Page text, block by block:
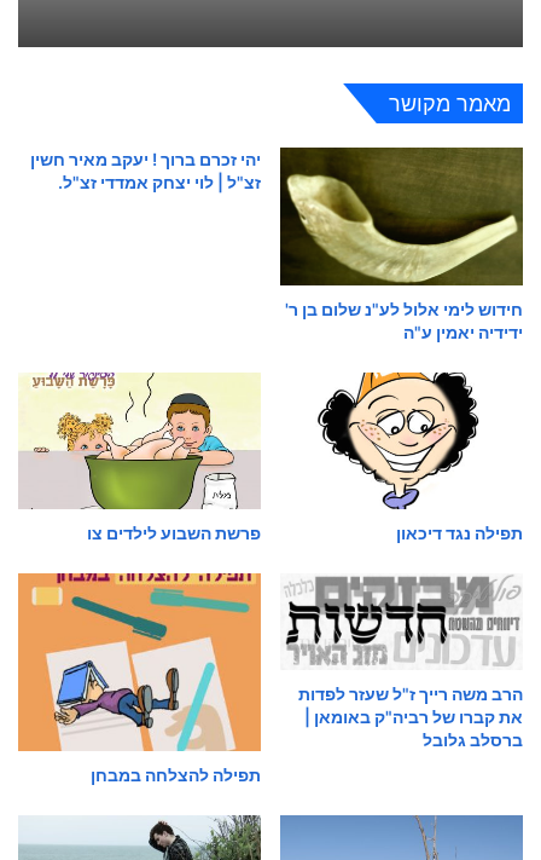
מאמר מקושר
חידוש לימי אלול לע"נ שלום בן ר'
ידידיה יאמין ע"ה
יהי זכרם ברוך ! יעקב מאיר חשין
זצ"ל | לוי יצחק אמדדי זצ"ל.
תפילה נגד דיכאון פרשת השבוע לילדים צו
הרב משה רייך ז"ל שעזר לפדות
את קברו של רביה"ק באומאן |
ברסלב גלובל
תפילה להצלחה במבחן